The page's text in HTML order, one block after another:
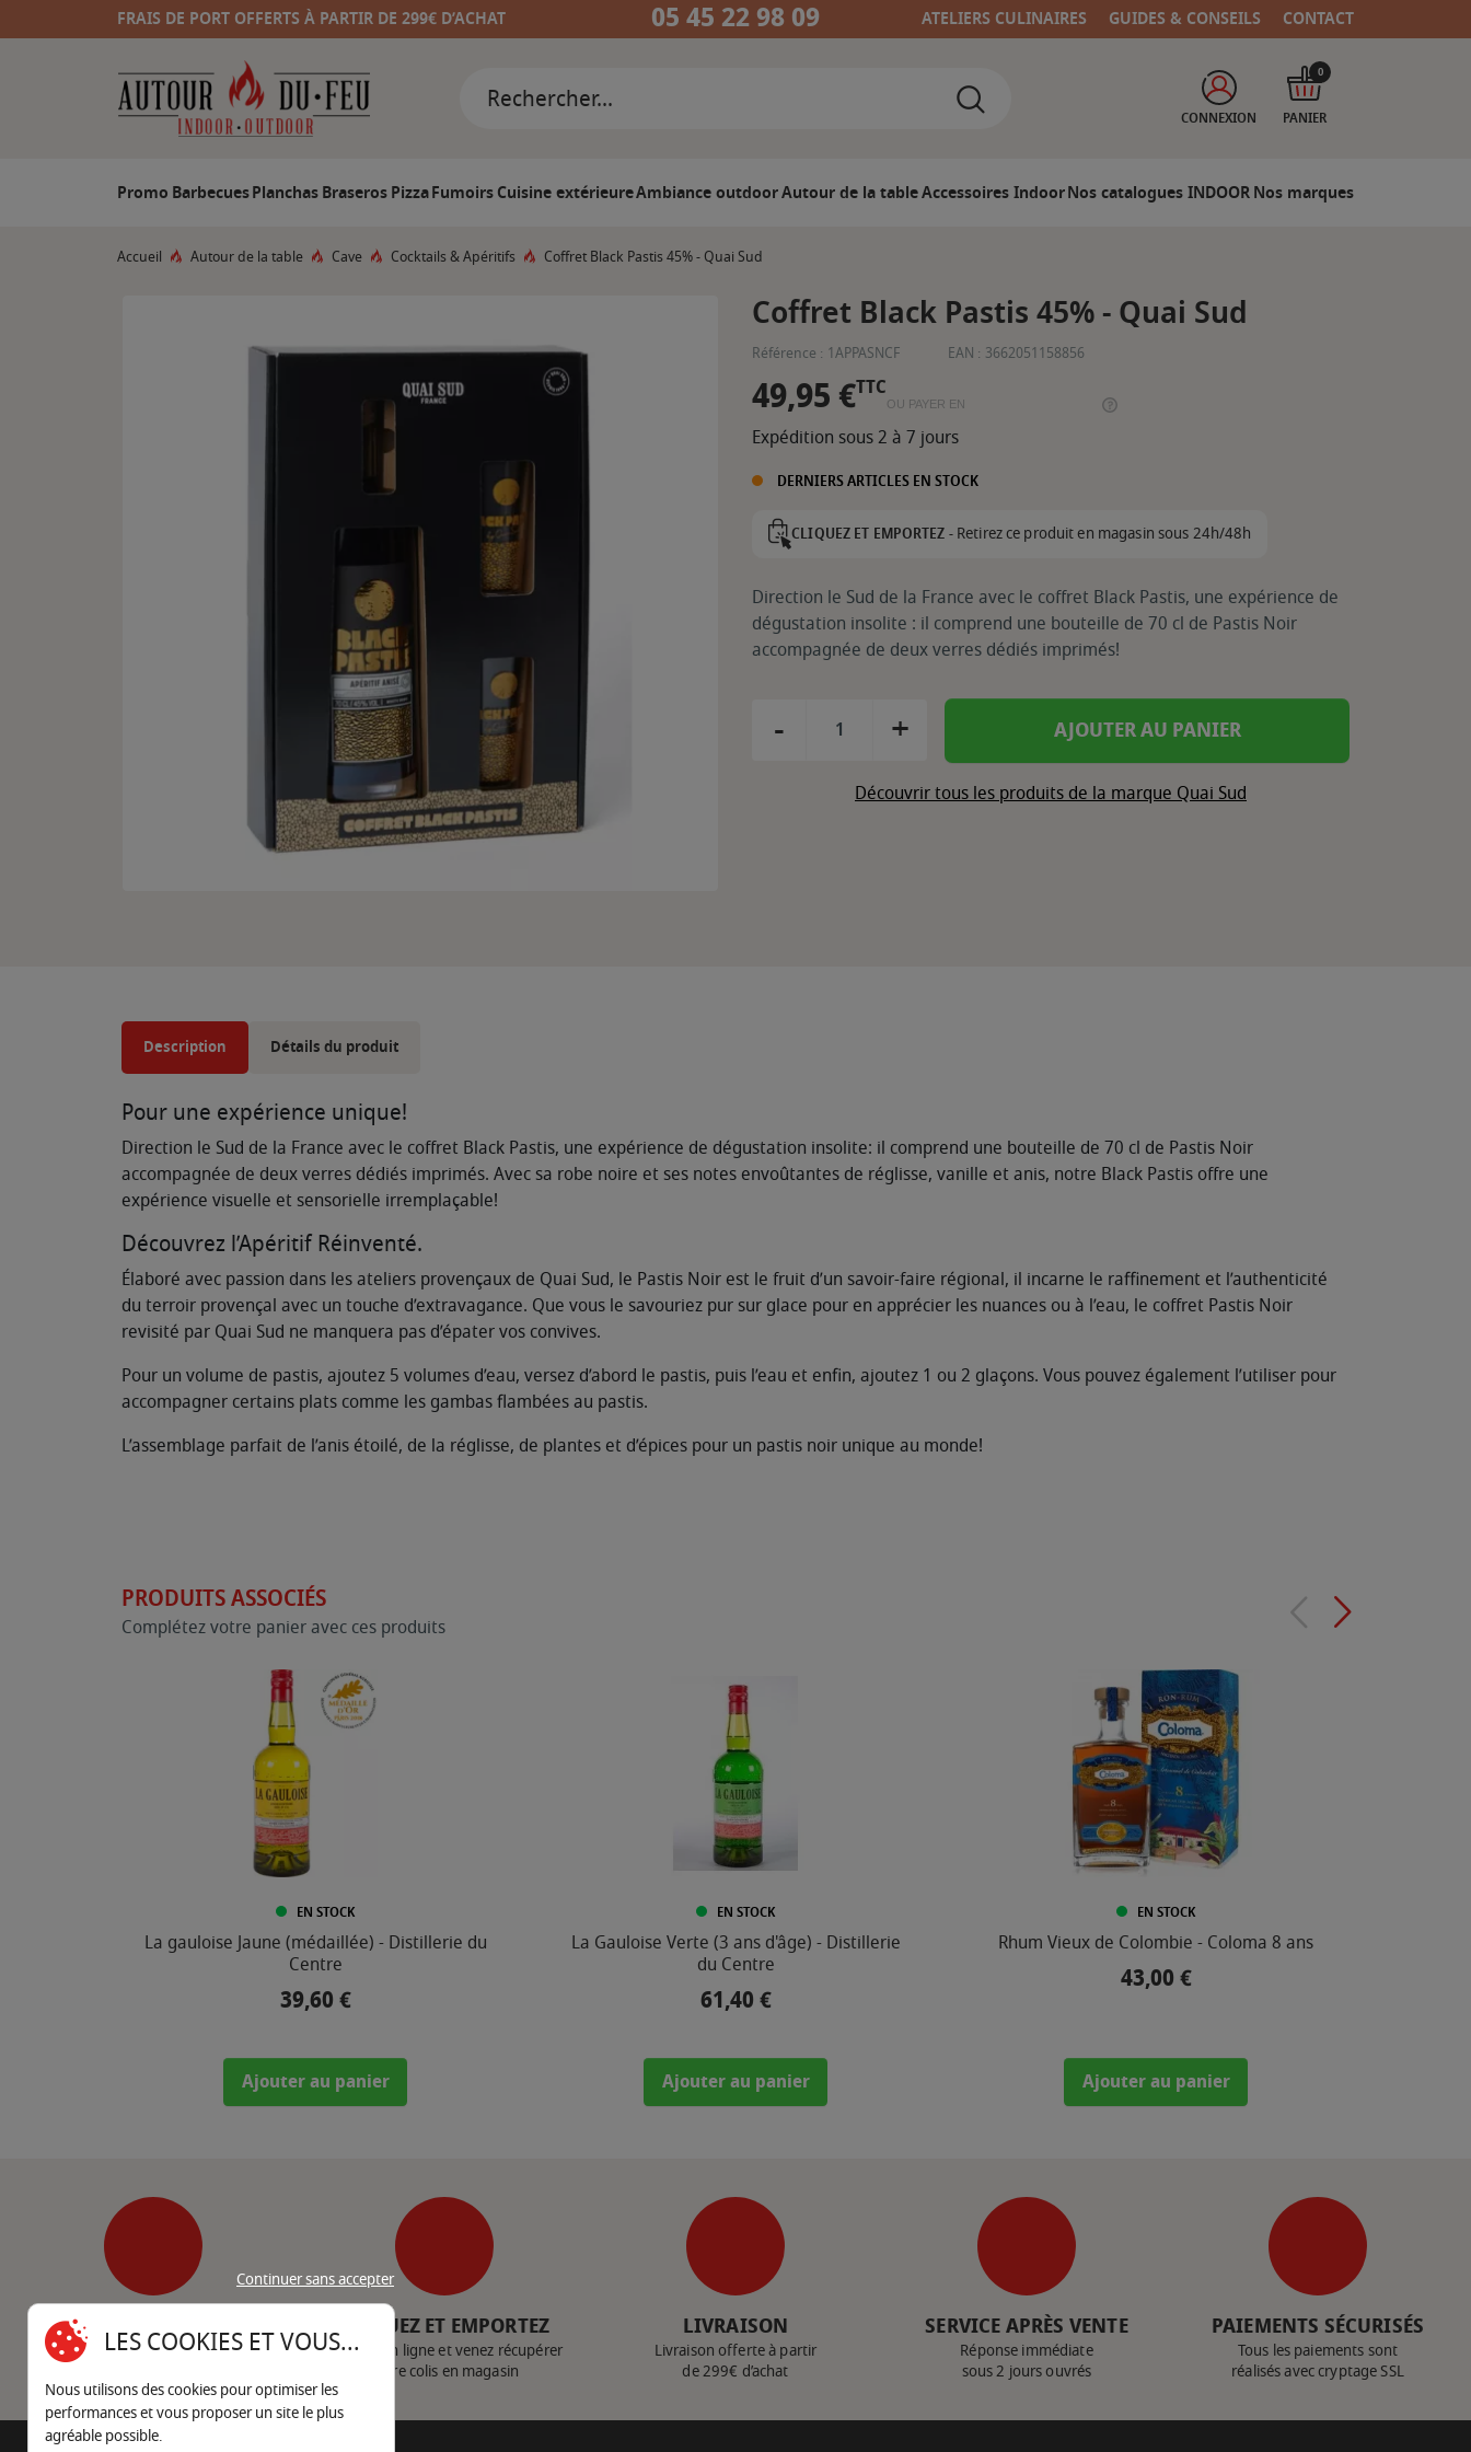
FRAIS DE PORT OFFERTS À PARTIR DE 299€ D’ACHAT 05 45 22 98 09 ATELIERS CULINAIRES GUIDES & CONSEILS CONTACT
CONNEXION PANIER
0
Promo BarbecuesPlanchasBraserosPizzaFumoirsCuisine extérieureAmbiance outdoorAutour de la tableAccessoires IndoorNos catalogues INDOORNos marques
Accueil Autour de la table Cave Cocktails & Apéritifs Coffret Black Pastis 45% - Quai Sud
Coffret Black Pastis 45% - Quai Sud
Référence : 1APPASNCF EAN : 3662051158856
49,95 €TTC
OU PAYER EN
Expédition sous 2 à 7 jours
DERNIERS ARTICLES EN STOCK
CLIQUEZ ET EMPORTEZ -Retirez ce produit en magasin sous 24h/48h
Direction le Sud de la France avec le coffret Black Pastis, une expérience de
dégustation insolite : il comprend une bouteille de 70 cl de Pastis Noir
accompagnée de deux verres dédiés imprimés!
- + AJOUTER AU PANIER
Découvrir tous les produits de la marque Quai Sud
Description Détails du produit
Pour une expérience unique!
Direction le Sud de la France avec le coffret Black Pastis, une expérience de dégustation insolite: il comprend une bouteille de 70 cl de Pastis Noir
accompagnée de deux verres dédiés imprimés. Avec sa robe noire et ses notes envoûtantes de réglisse, vanille et anis, notre Black Pastis offre une
expérience visuelle et sensorielle irremplaçable!
Découvrez l’Apéritif Réinventé.
Élaboré avec passion dans les ateliers provençaux de Quai Sud, le Pastis Noir est le fruit d’un savoir-faire régional, il incarne le raffinement et l’authenticité
du terroir provençal avec un touche d’extravagance. Que vous le savouriez pur sur glace pour en apprécier les nuances ou à l’eau, le coffret Pastis Noir
revisité par Quai Sud ne manquera pas d’épater vos convives.
Pour un volume de pastis, ajoutez 5 volumes d’eau, versez d’abord le pastis, puis l’eau et enfin, ajoutez 1 ou 2 glaçons. Vous pouvez également l’utiliser pour
accompagner certains plats comme les gambas flambées au pastis.
L’assemblage parfait de l’anis étoilé, de la réglisse, de plantes et d’épices pour un pastis noir unique au monde!
PRODUITS ASSOCIÉS
Complétez votre panier avec ces produits
EN STOCK
La gauloise Jaune (médaillée) - Distillerie du
Centre
Prix
39,60 €
Ajouter au panier
EN STOCK
La Gauloise Verte (3 ans d'âge) - Distillerie
du Centre
Prix
61,40 €
Ajouter au panier
EN STOCK
Rhum Vieux de Colombie - Coloma 8 ans
Prix
43,00 €
Ajouter au panier
SERVICE CLIENT
Nous contacter
CLIQUEZ ET EMPORTEZ
Achetez en ligne et venez récupérer
votre colis en magasin
LIVRAISON
Livraison offerte à partir
de 299€ d’achat
SERVICE APRÈS VENTE
Réponse immédiate
sous 2 jours ouvrés
PAIEMENTS SÉCURISÉS
Tous les paiements sont
réalisés avec cryptage SSL
Continuer sans accepter
LES COOKIES ET VOUS...
Nous utilisons des cookies pour optimiser les
performances et vous proposer un site le plus
agréable possible.